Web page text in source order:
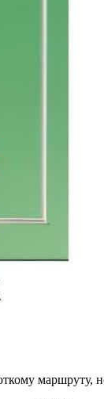
маршруту,